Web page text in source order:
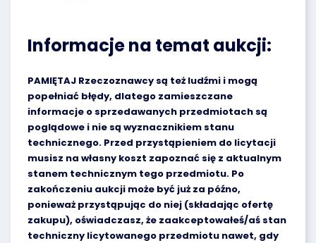
Informacje na temat aukcji:
PAMIĘTAJ Rzeczoznawcy są też ludźmi i mogą
popełniać błędy, dlatego zamieszczane
informacje o sprzedawanych przedmiotach są
poglądowe i nie są wyznacznikiem stanu
technicznego. Przed przystąpieniem do licytacji
musisz na własny koszt zapoznać się z aktualnym
stanem technicznym tego przedmiotu. Po
zakończeniu aukcji może być już za późno,
ponieważ przystąpując do niej (składając ofertę
zakupu), oświadczasz, że zaakceptowałeś/aś stan
techniczny licytowanego przedmiotu nawet, gdy